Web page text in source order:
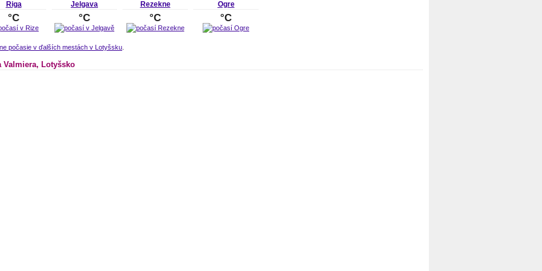
Riga
°C
Jelgava
°C
Rezekne
°C
Ogre
°C
počasie v ďalších mestách v Lotyšsku
Valmiera, Lotyšsko